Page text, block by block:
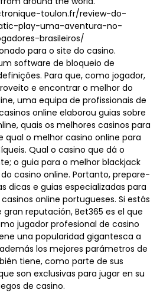
toulon.fr/review-do-
play-uma-aventura-no-
brasileiros/
para o site do casino.
software de bloqueio de
Para que, como jogador,
e encontrar o melhor do
uma equipa de profissionais de
online elaborou guias sobre
quais os melhores casinos para
qual o melhor casino online para
Qual o casino que dá o
o guia para o melhor blackjack
casino online. Portanto, prepare-
dicas e guias especializadas para
online portugueses. Si estás
reputación, Bet365 es el que
jugador profesional de casino
una popularidad gigantesca a
los mejores parámetros de
tiene, como parte de sus
son exclusivas para jugar en su
de casino.